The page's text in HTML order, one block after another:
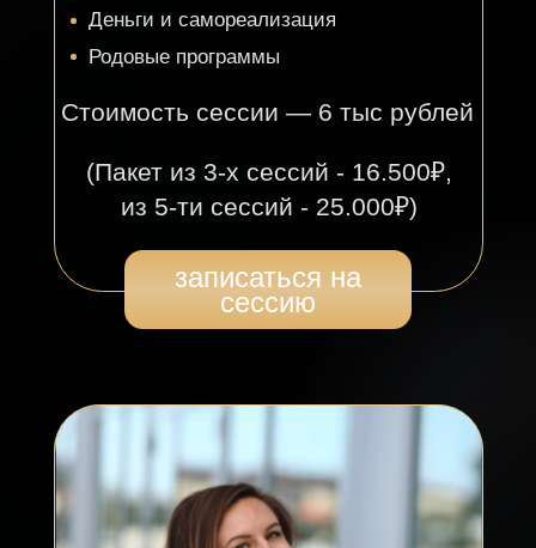
Юлия Недовесова
Работаю с любыми запросами:
Выход из
депрессии,гармонизация
внутреннего состояния
выход на новый уровень нормы
Отношения с близкими: детьми,